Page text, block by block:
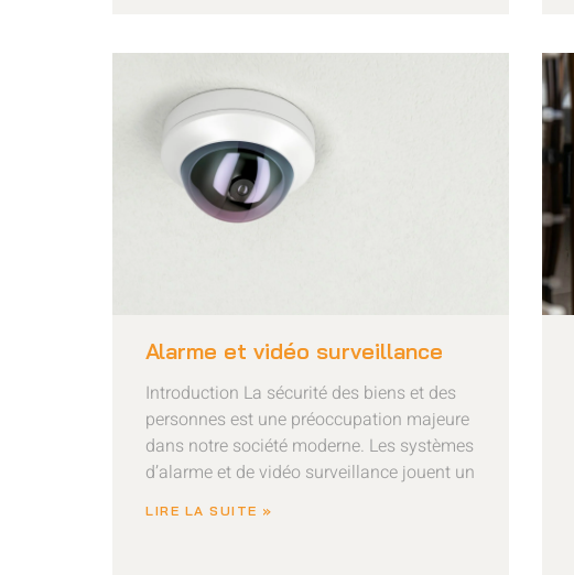
Alarme et vidéo surveillance
Introduction La sécurité des biens et des
personnes est une préoccupation majeure
dans notre société moderne. Les systèmes
d’alarme et de vidéo surveillance jouent un
LIRE LA SUITE »